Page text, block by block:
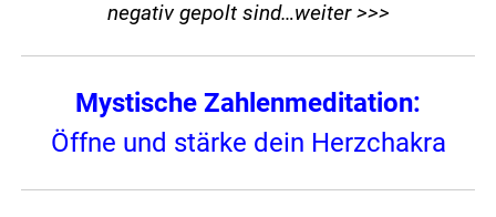
negativ gepolt sind…weiter >>>
Mystische Zahlenmeditation:
Öffne und stärke dein Herzchakra